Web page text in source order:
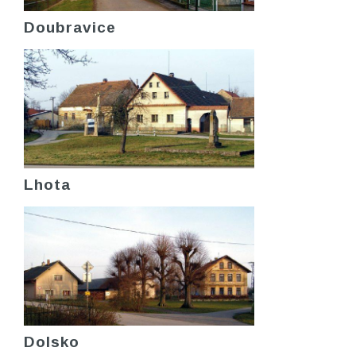
Doubravice
Lhota
Dolsko